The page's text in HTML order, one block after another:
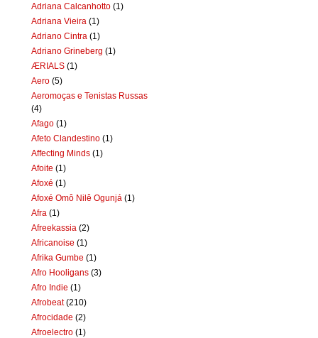
Adriana Calcanhotto (1)
Adriana Vieira (1)
Adriano Cintra (1)
Adriano Grineberg (1)
ÆRIALS (1)
Aero (5)
Aeromoças e Tenistas Russas
(4)
Afago (1)
Afeto Clandestino (1)
Affecting Minds (1)
Afoite (1)
Afoxé (1)
Afoxé Omô Nilê Ogunjá (1)
Afra (1)
Afreekassia (2)
Africanoise (1)
Afrika Gumbe (1)
Afro Hooligans (3)
Afro Indie (1)
Afrobeat (210)
Afrocidade (2)
Afroelectro (1)